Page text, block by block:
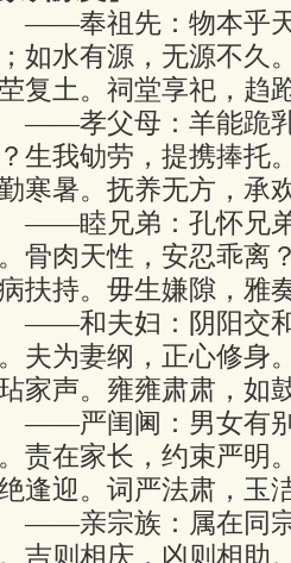
奉祖先：物本乎天
如水有源，无源不久
复土。祠堂享祀，趋
孝父母：羊能跪乳
生我劬劳，提携捧托
寒暑。抚养无方，承
睦兄弟：孔怀兄弟
骨肉天性，安忍乖离
扶持。毋生嫌隙，雅
和夫妇：阴阳交和
夫为妻纲，正心修身
家声。雍雍肃肃，如
严闺阃：男女有别
责在家长，约束严明
逢迎。词严法肃，玉
亲宗族：属在同宗
吉则相庆，凶则相助